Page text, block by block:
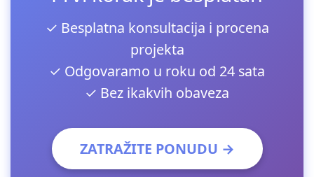
✓ Besplatna konsultacija i procena
projekta
✓ Odgovaramo u roku od 24 sata
✓ Bez ikakvih obaveza
ZATRAŽITE PONUDU →